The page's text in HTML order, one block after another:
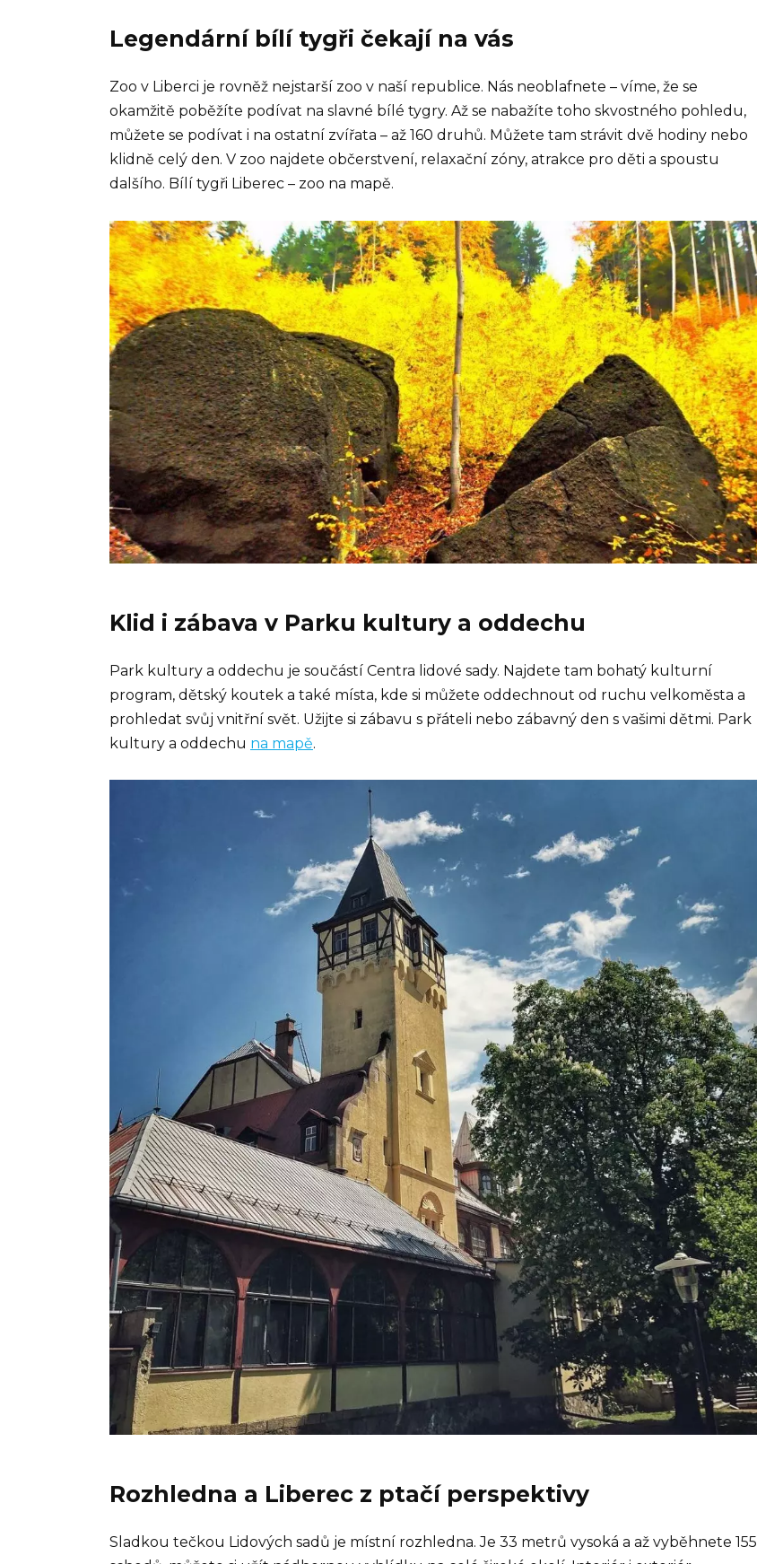
Legendární bílí tygři čekají na vás
Zoo v Liberci je rovněž nejstarší zoo v naší republice. Nás neoblafnete – víme, že se
okamžitě poběžíte podívat na slavné bílé tygry. Až se nabažíte toho skvostného pohledu,
můžete se podívat i na ostatní zvířata – až 160 druhů. Můžete tam strávit dvě hodiny nebo
klidně celý den. V zoo najdete občerstvení, relaxační zóny, atrakce pro děti a spoustu
dalšího. Bílí tygři Liberec – zoo na mapě.
Klid i zábava v Parku kultury a oddechu
Park kultury a oddechu je součástí Centra lidové sady. Najdete tam bohatý kulturní
program, dětský koutek a také místa, kde si můžete oddechnout od ruchu velkoměsta a
prohledat svůj vnitřní svět. Užijte si zábavu s přáteli nebo zábavný den s vašimi dětmi. Park
kultury a oddechu na mapě.
Rozhledna a Liberec z ptačí perspektivy
Sladkou tečkou Lidových sadů je místní rozhledna. Je 33 metrů vysoká a až vyběhnete 155